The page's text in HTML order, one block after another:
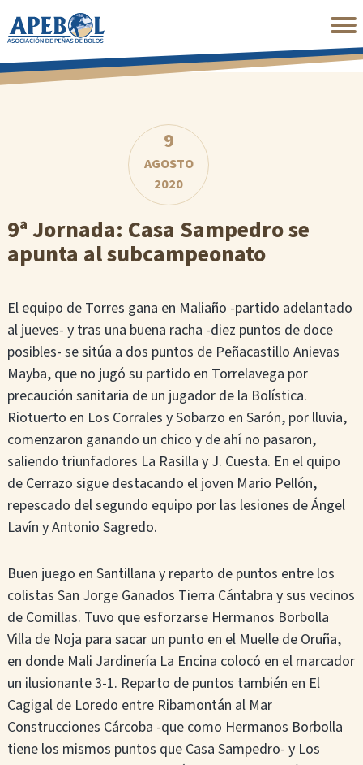
al
principal
9
AGOSTO
2020
9ª Jornada: Casa Sampedro se
apunta al subcampeonato
El equipo de Torres gana en Maliaño -partido adelantado
al jueves- y tras una buena racha -diez puntos de doce
posibles- se sitúa a dos puntos de Peñacastillo Anievas
Mayba, que no jugó su partido en Torrelavega por
precaución sanitaria de un jugador de la Bolística.
Riotuerto en Los Corrales y Sobarzo en Sarón, por lluvia,
comenzaron ganando un chico y de ahí no pasaron,
saliendo triunfadores La Rasilla y J. Cuesta. En el quipo
de Cerrazo sigue destacando el joven Mario Pellón,
repescado del segundo equipo por las lesiones de Ángel
Lavín y Antonio Sagredo.
Buen juego en Santillana y reparto de puntos entre los
colistas San Jorge Ganados Tierra Cántabra y sus vecinos
de Comillas. Tuvo que esforzarse Hermanos Borbolla
Villa de Noja para sacar un punto en el Muelle de Oruña,
en donde Mali Jardinería La Encina colocó en el marcador
un ilusionante 3-1. Reparto de puntos también en El
Cagigal de Loredo entre Ribamontán al Mar
Construcciones Cárcoba -que como Hermanos Borbolla
tiene los mismos puntos que Casa Sampedro- y Los